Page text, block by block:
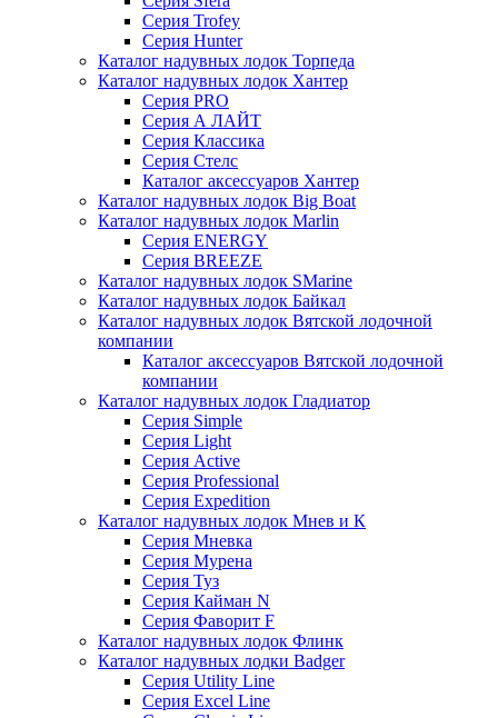
Серия Trofey
Серия Hunter
Каталог надувных лодок Торпеда
Каталог надувных лодок Хантер
Серия PRO
Серия А ЛАЙТ
Серия Классика
Серия Стелс
Каталог аксессуаров Хантер
Каталог надувных лодок Big Boat
Каталог надувных лодок Marlin
Серия ENERGY
Серия BREEZE
Каталог надувных лодок SMarine
Каталог надувных лодок Байкал
Каталог надувных лодок Вятской лодочной
компании
Каталог аксессуаров Вятской лодочной
компании
Каталог надувных лодок Гладиатор
Серия Simple
Серия Light
Серия Active
Серия Professional
Серия Expedition
Каталог надувных лодок Мнев и К
Серия Мневка
Серия Мурена
Серия Туз
Серия Кайман N
Серия Фаворит F
Каталог надувных лодок Флинк
Каталог надувных лодки Badger
Серия Utility Line
Серия Excel Line